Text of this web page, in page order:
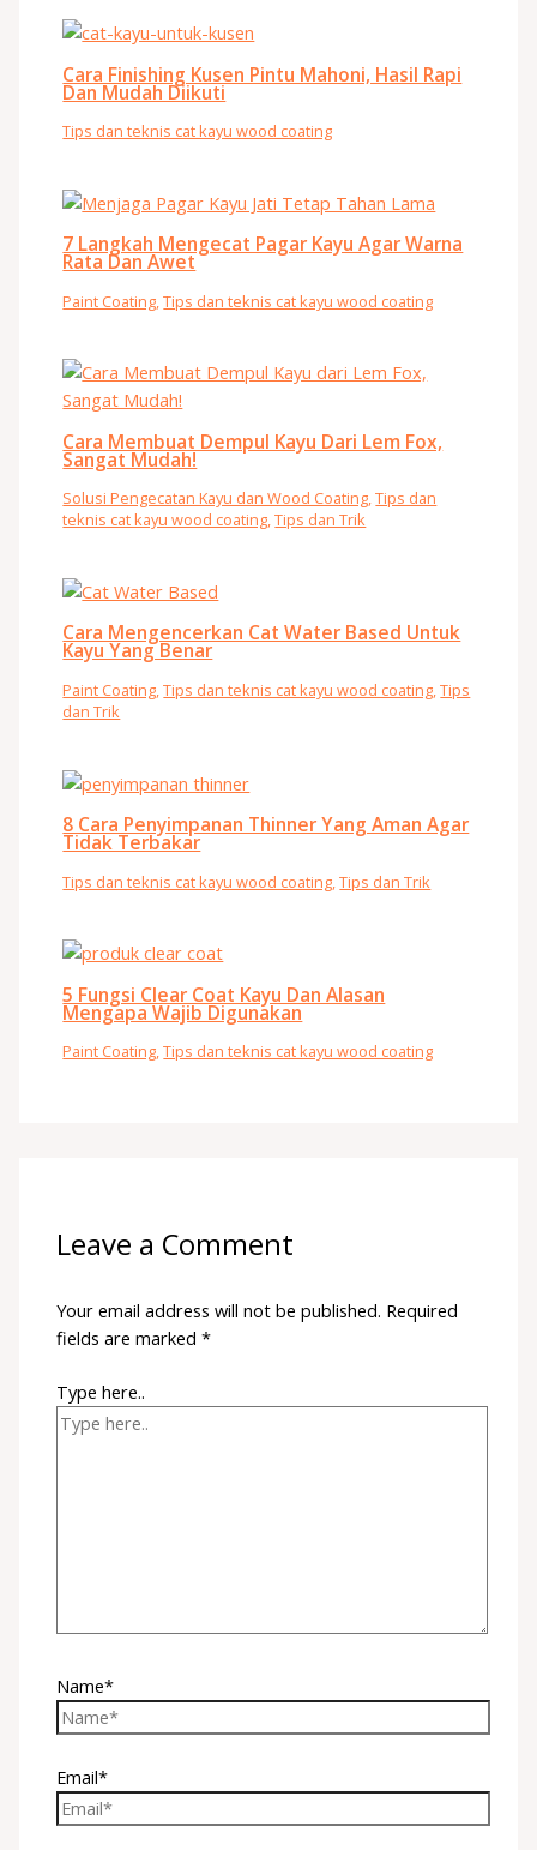
Cara Finishing Kusen Pintu Mahoni, Hasil Rapi
Dan Mudah Diikuti
Tips dan teknis cat kayu wood coating
7 Langkah Mengecat Pagar Kayu Agar Warna
Rata Dan Awet
Paint Coating,Tips dan teknis cat kayu wood coating
Cara Membuat Dempul Kayu Dari Lem Fox,
Sangat Mudah!
Solusi Pengecatan Kayu dan Wood Coating,Tips dan
teknis cat kayu wood coating,Tips dan Trik
Cara Mengencerkan Cat Water Based Untuk
Kayu Yang Benar
Paint Coating,Tips dan teknis cat kayu wood coating,Tips
dan Trik
8 Cara Penyimpanan Thinner Yang Aman Agar
Tidak Terbakar
Tips dan teknis cat kayu wood coating ,Tips dan Trik
5 Fungsi Clear Coat Kayu Dan Alasan
Mengapa Wajib Digunakan
Paint Coating,Tips dan teknis cat kayu wood coating
Leave a Comment
Your email address will not be published. Required
fields are marked*
Type here..
Name*
Email*